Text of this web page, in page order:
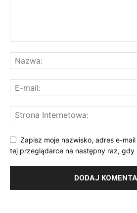
Zapisz moje nazwisko, adres e-
tej przeglądarce na następny raz, gdy